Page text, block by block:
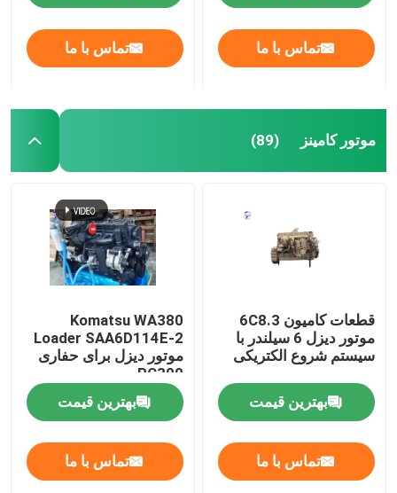
تماس با ما تماس با ما
موتور کامینز (89)
قطعات کامیون 6C8.3
موتور دیزل 6 سیلندر با
سیستم شروع الکتریکی
بهترین قیمت
تماس با ما
Komatsu WA380
Loader SAA6D114E-2
موتور دیزل برای حفاری
PC300
بهترین قیمت
تماس با ما